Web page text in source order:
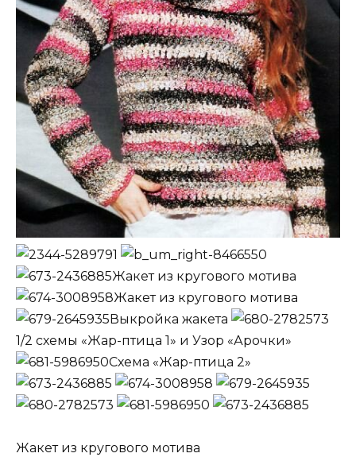
Жакет из кругового мотива
Жакет из кругового мотива
Выкройка жакета
1/2 схемы «Жар-птица 1» и Узор «Арочки»
Схема «Жар-птица 2»
Жакет из кругового мотива